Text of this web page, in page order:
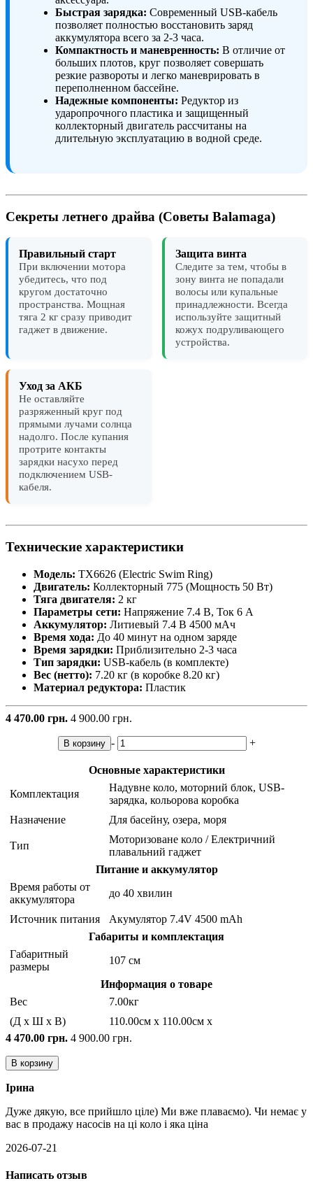
Быстрая зарядка: Современный USB-кабель
позволяет полностью восстановить заряд
аккумулятора всего за 2-3 часа.
Компактность и маневренность: В отличие от
больших плотов, круг позволяет совершать
резкие развороты и легко маневрировать в
переполненном бассейне.
Надежные компоненты: Редуктор из
ударопрочного пластика и защищенный
коллекторный двигатель рассчитаны на
длительную эксплуатацию в водной среде.
Секреты летнего драйва (Советы Balamaga)
Правильный старт
При включении мотора
убедитесь, что под
кругом достаточно
пространства. Мощная
тяга 2 кг сразу приводит
гаджет в движение.
Защита винта
Следите за тем, чтобы в
зону винта не попадали
волосы или купальные
принадлежности. Всегда
используйте защитный
кожух подруливающего
устройства.
Уход за АКБ
Не оставляйте
разряженный круг под
прямыми лучами солнца
надолго. После купания
протрите контакты
зарядки насухо перед
подключением USB-
кабеля.
Технические характеристики
Модель: TX6626 (Electric Swim Ring)
Двигатель: Коллекторный 775 (Мощность 50 Вт)
Тяга двигателя: 2 кг
Параметры сети: Напряжение 7.4 В, Ток 6 А
Аккумулятор: Литиевый 7.4 В 4500 мАч
Время хода: До 40 минут на одном заряде
Время зарядки: Приблизительно 2-3 часа
Тип зарядки: USB-кабель (в комплекте)
Вес (нетто): 7.20 кг (в коробке 8.20 кг)
Материал редуктора: Пластик
4 470.00 грн. 4 900.00 грн.
В корзину - +
Основные характеристики
Комплектация
Надувне коло, моторний блок, USB-
зарядка, кольорова коробка
Назначение
Для басейну, озера, моря
Тип
Моторизоване коло / Електричний
плавальний гаджет
Питание и аккумулятор
Время работы от
аккумулятора
до 40 хвилин
Источник питания
Акумулятор 7.4V 4500 mAh
Габариты и комплектация
Габаритный
размеры
107 см
Информация о товаре
Вес
7.00кг
(Д x Ш x В)
110.00см x 110.00см x
4 470.00 грн. 4 900.00 грн.
В корзину
Ірина
Дуже дякую, все прийшло ціле) Ми вже плаваємо). Чи немає у
вас в продажу насосів на ці коло і яка ціна
2026-07-21
Написать отзыв